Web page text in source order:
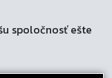
spoločnosť ešte